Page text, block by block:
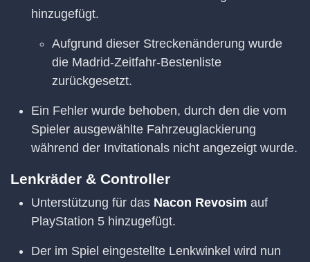
hinzugefügt.
Aufgrund dieser Streckenänderung wurde
die Madrid-Zeitfahr-Bestenliste
zurückgesetzt.
Ein Fehler wurde behoben, durch den die vom
Spieler ausgewählte Fahrzeuglackierung
während der Invitationals nicht angezeigt wurde.
Lenkräder & Controller
Unterstützung für das Nacon Revosim auf
PlayStation 5 hinzugefügt.
Der im Spiel eingestellte Lenkwinkel wird nun